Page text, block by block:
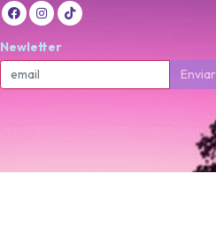
Newletter
Enviar